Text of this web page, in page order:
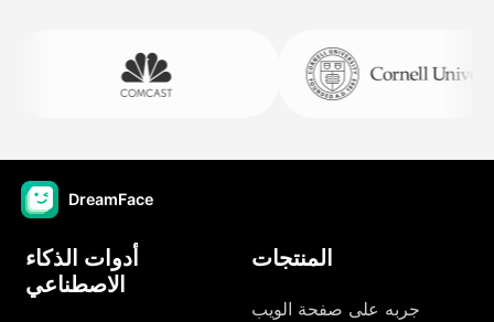
DreamFace
أدوات الذكاء
الاصطناعي
المنتجات
جربه على صفحة الويب